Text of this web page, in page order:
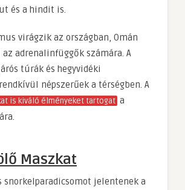
és a hindit is.
virágzik az országban, Omán
adrenalinfüggők számára. A
túrák és hegyvidéki
népszerűek a térségben. A
is kiváló élményeket tartogat a
Maszkat
snorkelparadicsomot jelentenek a